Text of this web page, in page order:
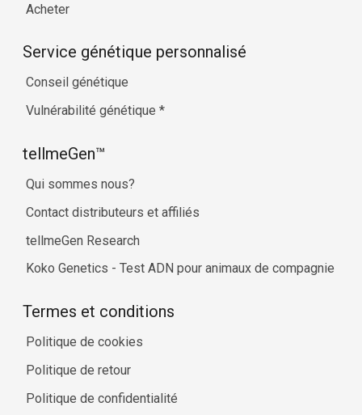
Acheter
Service génétique personnalisé
Conseil génétique
Vulnérabilité génétique *
tellmeGen™
Qui sommes nous?
Contact distributeurs et affiliés
tellmeGen Research
Koko Genetics - Test ADN pour animaux de compagnie
Termes et conditions
Politique de cookies
Politique de retour
Politique de confidentialité